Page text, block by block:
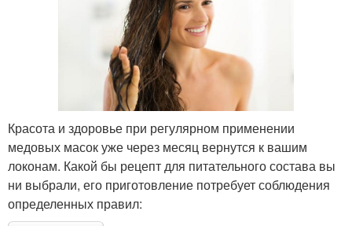
Красота и здоровье при регулярном применении
медовых масок уже через месяц вернутся к вашим
локонам. Какой бы рецепт для питательного состава вы
ни выбрали, его приготовление потребует соблюдения
определенных правил: